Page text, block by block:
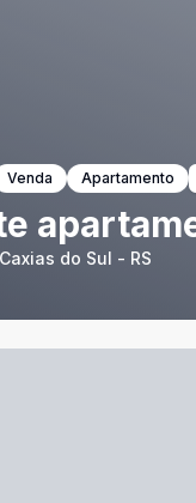
Venda Apartamento
do Sul - RS